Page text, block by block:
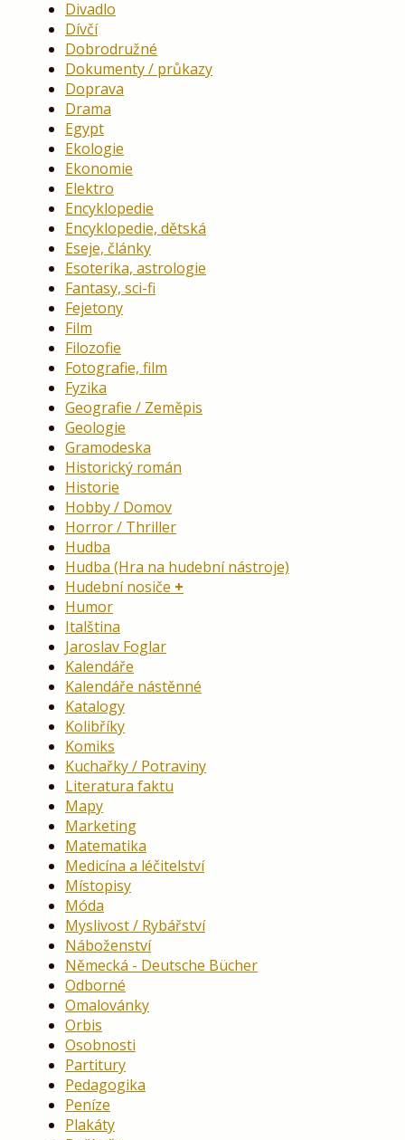
Divadlo
Dívčí
Dobrodružné
Dokumenty / průkazy
Doprava
Drama
Egypt
Ekologie
Ekonomie
Elektro
Encyklopedie
Encyklopedie, dětská
Eseje, články
Esoterika, astrologie
Fantasy, sci-fi
Fejetony
Film
Filozofie
Fotografie, film
Fyzika
Geografie / Zeměpis
Geologie
Gramodeska
Historický román
Historie
Hobby / Domov
Horror / Thriller
Hudba
Hudba (Hra na hudební nástroje)
Hudební nosiče
Humor
Italština
Jaroslav Foglar
Kalendáře
Kalendáře nástěnné
Katalogy
Kolibříky
Komiks
Kuchařky / Potraviny
Literatura faktu
Mapy
Marketing
Matematika
Medicína a léčitelství
Místopisy
Móda
Myslivost / Rybářství
Náboženství
Německá - Deutsche Bücher
Odborné
Omalovánky
Orbis
Osobnosti
Partitury
Pedagogika
Peníze
Plakáty